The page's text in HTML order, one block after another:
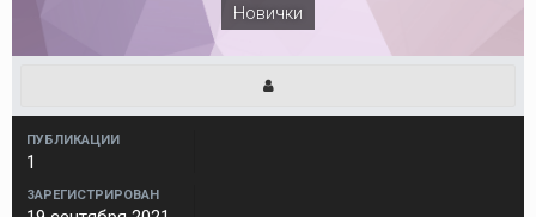
Новички
ПУБЛИКАЦИИ
1
ЗАРЕГИСТРИРОВАН